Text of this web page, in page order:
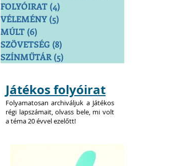
FOLYÓIRAT (4)
VÉLEMÉNY (5)
MÚLT (6)
SZÖVETSÉG (8)
SZÍNMŰTÁR (5)
Játékos folyóirat
Folyamatosan archiváljuk a Játékos
régi lapszámait, olvass bele, mi volt
a téma 20 évvel ezelőtt!